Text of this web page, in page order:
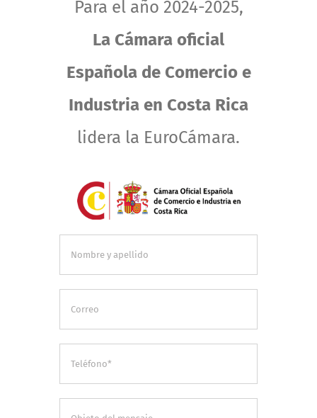
Para el año 2024-2025,
La Cámara oficial
Española de Comercio e
Industria en Costa Rica
lidera la EuroCámara.